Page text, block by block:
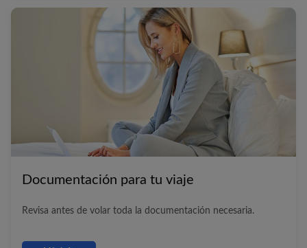
Documentación para tu viaje
Revisa antes de volar toda la documentación necesaria.